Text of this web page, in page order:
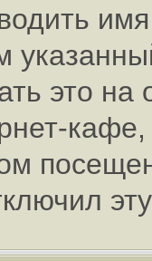
это